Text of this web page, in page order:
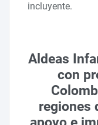
incluyente.
Aldeas
con
regiones